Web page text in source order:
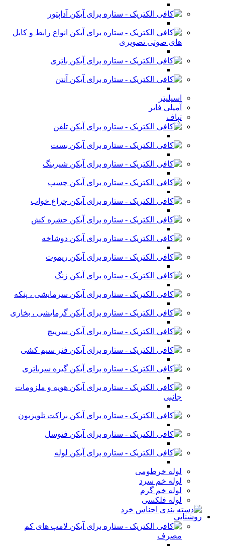
آداپتور
انواع رابط و کابل
های صوتی تصویری
باتری
آنتن
اسپلیتر
آمپلی فایر
تپاف
تلفن
بست
شیرینگ
چسب
چراغ خواب
حشره کش
دوشاخه
ریموت
زنگ
سرمایشی ، پنکه
گرمایشی ، بخاری
سرپیچ
فنر سیم کشی
گیره سرباتری
هویه و ملزومات
جانبی
براکت تلویزیون
فتوسل
لوله
لوله خرطومی
لوله خم سرد
لوله خم گرم
لوله فلکسی
روشنایی
لامپ های کم
مصرف